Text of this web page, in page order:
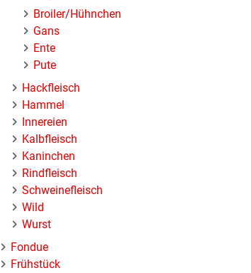
Broiler/Hühnchen
Gans
Ente
Pute
Hackfleisch
Hammel
Innereien
Kalbfleisch
Kaninchen
Rindfleisch
Schweinefleisch
Wild
Wurst
Fondue
Frühstück